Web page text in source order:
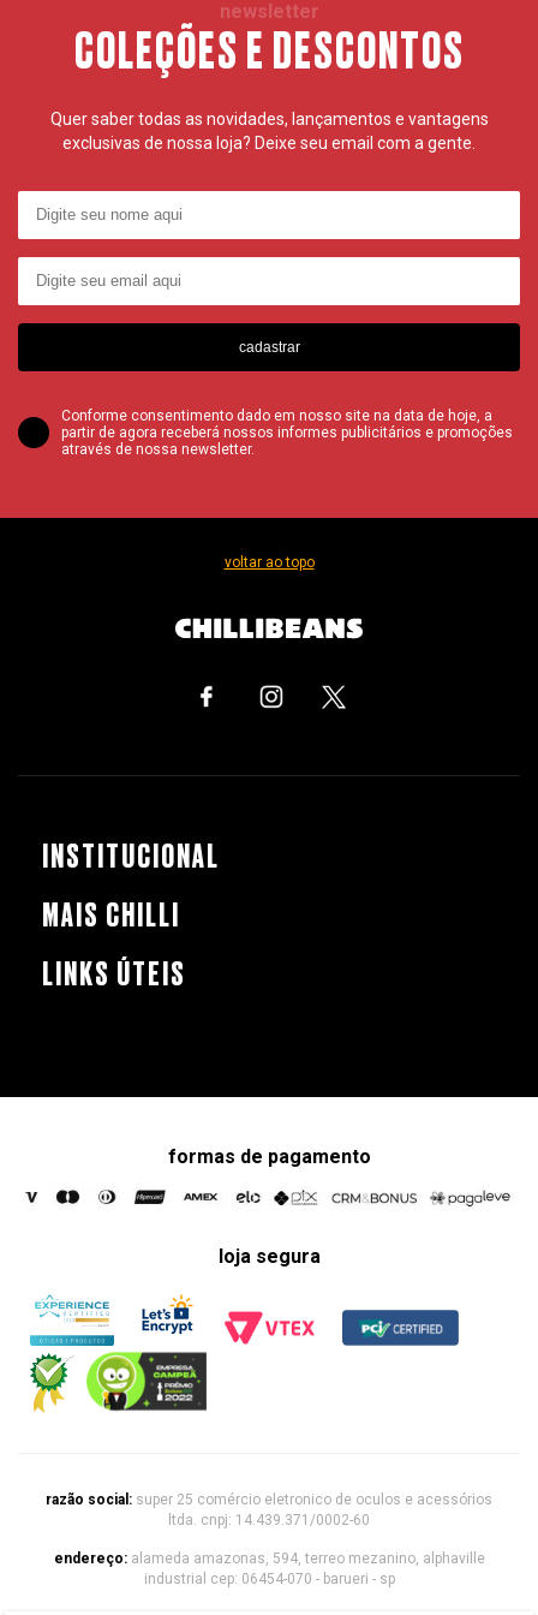
newsletter
COLEÇÕES E DESCONTOS
Quer saber todas as novidades, lançamentos e vantagens
exclusivas de nossa loja? Deixe seu email com a gente.
cadastrar
Conforme consentimento dado em nosso site na data de hoje, a
partir de agora receberá nossos informes publicitários e promoções
através de nossa newsletter.
voltar ao topo
INSTITUCIONAL
MAIS CHILLI
LINKS ÚTEIS
formas de pagamento
loja segura
razão social: super 25 comércio eletronico de oculos e acessórios
ltda. cnpj: 14.439.371/0002-60
endereço: alameda amazonas, 594, terreo mezanino, alphaville
industrial cep: 06454-070 - barueri - sp